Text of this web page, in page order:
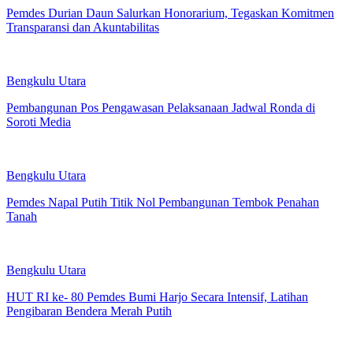
Pemdes Durian Daun Salurkan Honorarium, Tegaskan Komitmen
Transparansi dan Akuntabilitas
Bengkulu Utara
Pembangunan Pos Pengawasan Pelaksanaan Jadwal Ronda di
Soroti Media
Bengkulu Utara
Pemdes Napal Putih Titik Nol Pembangunan Tembok Penahan
Tanah
Bengkulu Utara
HUT RI ke- 80 Pemdes Bumi Harjo Secara Intensif, Latihan
Pengibaran Bendera Merah Putih